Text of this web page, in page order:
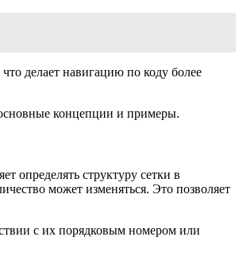
что делает навигацию по коду более
концепции и примеры.
определять структуру сетки в
может изменяться. Это позволяет
с их порядковым номером или